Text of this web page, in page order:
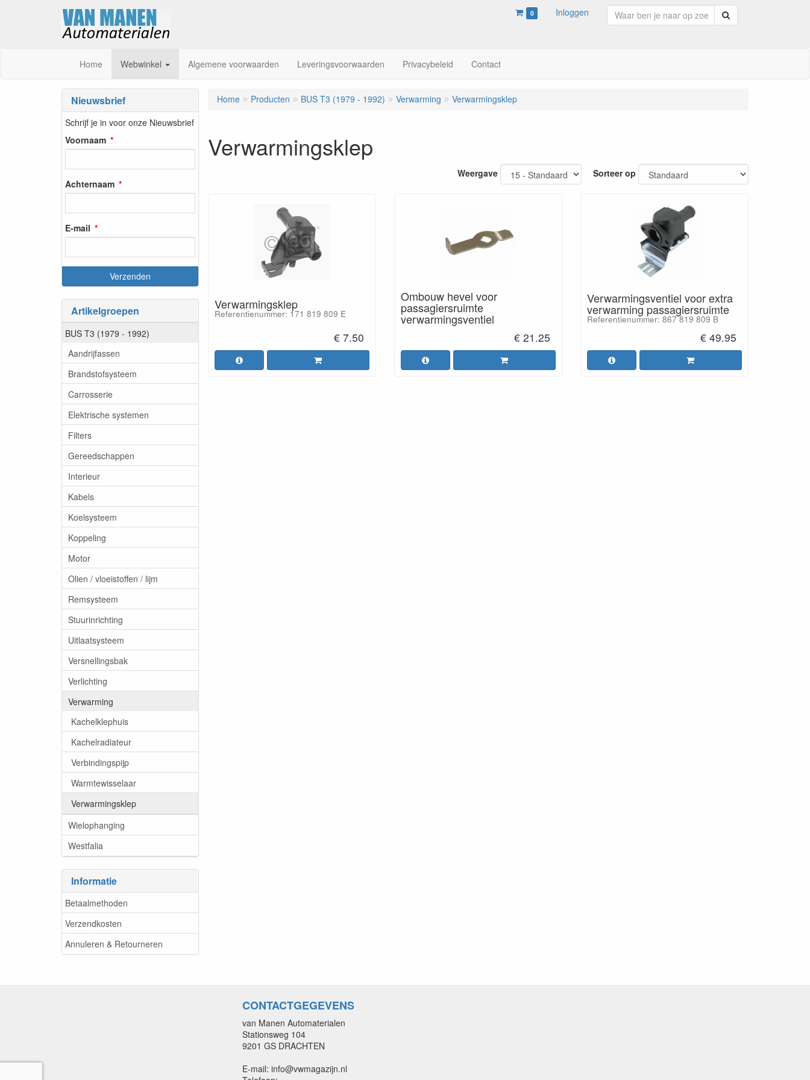
0 Inloggen
Home Webwinkel Algemene voorwaarden Leveringsvoorwaarden Privacybeleid Contact
Home Producten BUS T3 (1979 - 1992) Verwarming Verwarmingsklep
Verwarmingsklep
Weergave Sorteer op
Verwarmingsklep
Referentienummer: 171 819 809 E
€ 7.50
Ombouw hevel voor
passagiersruimte
verwarmingsventiel
€ 21.25
Verwarmingsventiel voor extra
verwarming passagiersruimte
Referentienummer: 867 819 809 B
€ 49.95
Nieuwsbrief
Schrijf je in voor onze Nieuwsbrief
Voornaam
Achternaam
E-mail
Artikelgroepen
BUS T3 (1979 - 1992)
Aandrijfassen
Brandstofsysteem
Carrosserie
Elektrische systemen
Filters
Gereedschappen
Interieur
Kabels
Koelsysteem
Koppeling
Motor
Olien / vloeistoffen / lijm
Remsysteem
Stuurinrichting
Uitlaatsysteem
Versnellingsbak
Verlichting
Verwarming
Kachelklephuis
Kachelradiateur
Verbindingspijp
Warmtewisselaar
Verwarmingsklep
Wielophanging
Westfalia
Informatie
Betaalmethoden
Verzendkosten
Annuleren & Retourneren
CONTACTGEGEVENS
van Manen Automaterialen
Stationsweg 104
9201 GS DRACHTEN
E-mail: info@vwmagazijn.nl